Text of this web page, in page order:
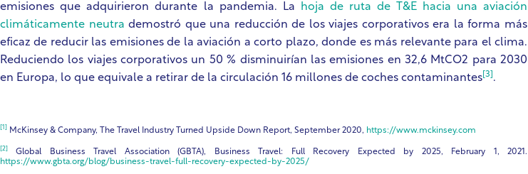
emisiones que adquirieron durante la pandemia. La
hoja de ruta de T&E hacia una aviación
climáticamente neutra demostró que una reducción de los viajes corporativos era la forma más
eficaz de reducir las emisiones de la aviación a corto plazo, donde es más relevante para el clima.
Reduciendo los viajes corporativos un 50 % disminuirían las emisiones en 32,6 MtCO2 para 2030
en Europa, lo que equivale a retirar de la circulación 16 millones de coches contaminantes [3] .
[1] McKinsey & Company, The Travel Industry Turned Upside Down Report, September 2020, https://www.mckinsey.com
[2]
Global Business Travel Association (GBTA), Business Travel: Full Recovery Expected by 2025, February 1, 2021.
https://www.gbta.org/blog/business-travel-full-recovery-expected-by-2025/